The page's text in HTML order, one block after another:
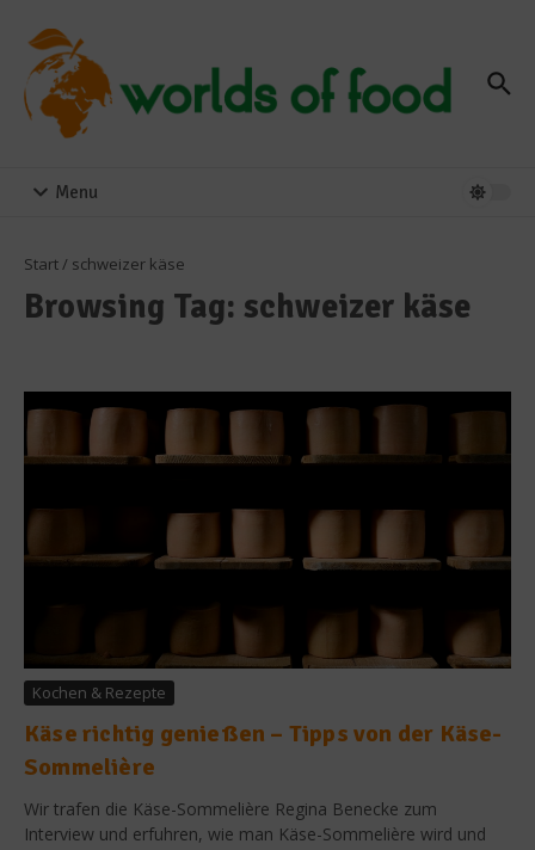
Menu
Start/ schweizer käse
Browsing Tag: schweizer käse
Kochen & Rezepte
Käse richtig genießen – Tipps von der Käse-
Sommelière
Wir trafen die Käse-Sommelière Regina Benecke zum
Interview und erfuhren, wie man Käse-Sommelière wird und